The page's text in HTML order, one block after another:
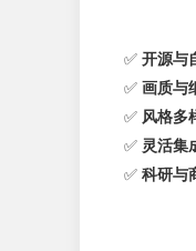
✅ 开源与
✅ 画质与
✅ 风格多
✅ 灵活集
✅ 科研与